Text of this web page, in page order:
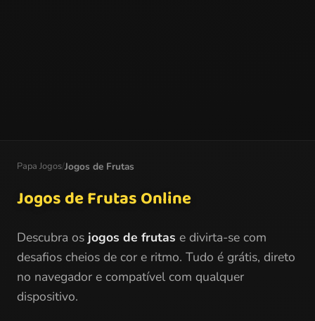
Papa Jogos/Jogos de Frutas
Jogos de Frutas Online
Descubra os jogos de frutas e divirta-se com
desafios cheios de cor e ritmo. Tudo é grátis, direto
no navegador e compatível com qualquer
dispositivo.